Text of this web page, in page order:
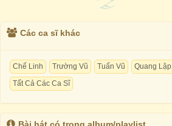
Các ca sĩ khác
Chế Linh Trường Vũ Tuấn Vũ Quang Lập
Tất Cả Các Ca Sĩ